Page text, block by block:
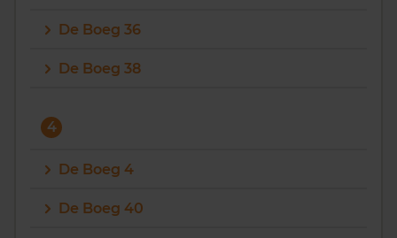
De Boeg 36
De Boeg 38
4
De Boeg 4
De Boeg 40